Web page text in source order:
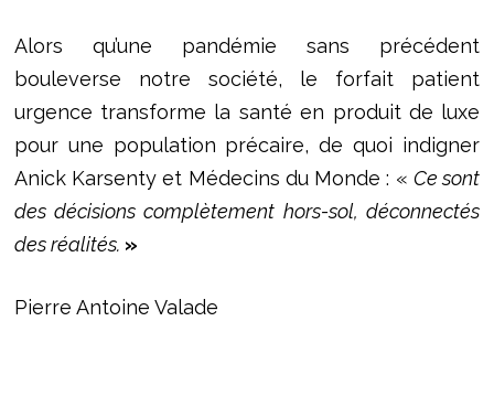
Alors qu’une pandémie sans précédent
bouleverse notre société, le forfait patient
urgence transforme la santé en produit de luxe
pour une population précaire, de quoi indigner
Anick Karsenty et Médecins du Monde : « Ce sont
des décisions complètement hors-sol, déconnectés
des réalités. »
Pierre Antoine Valade